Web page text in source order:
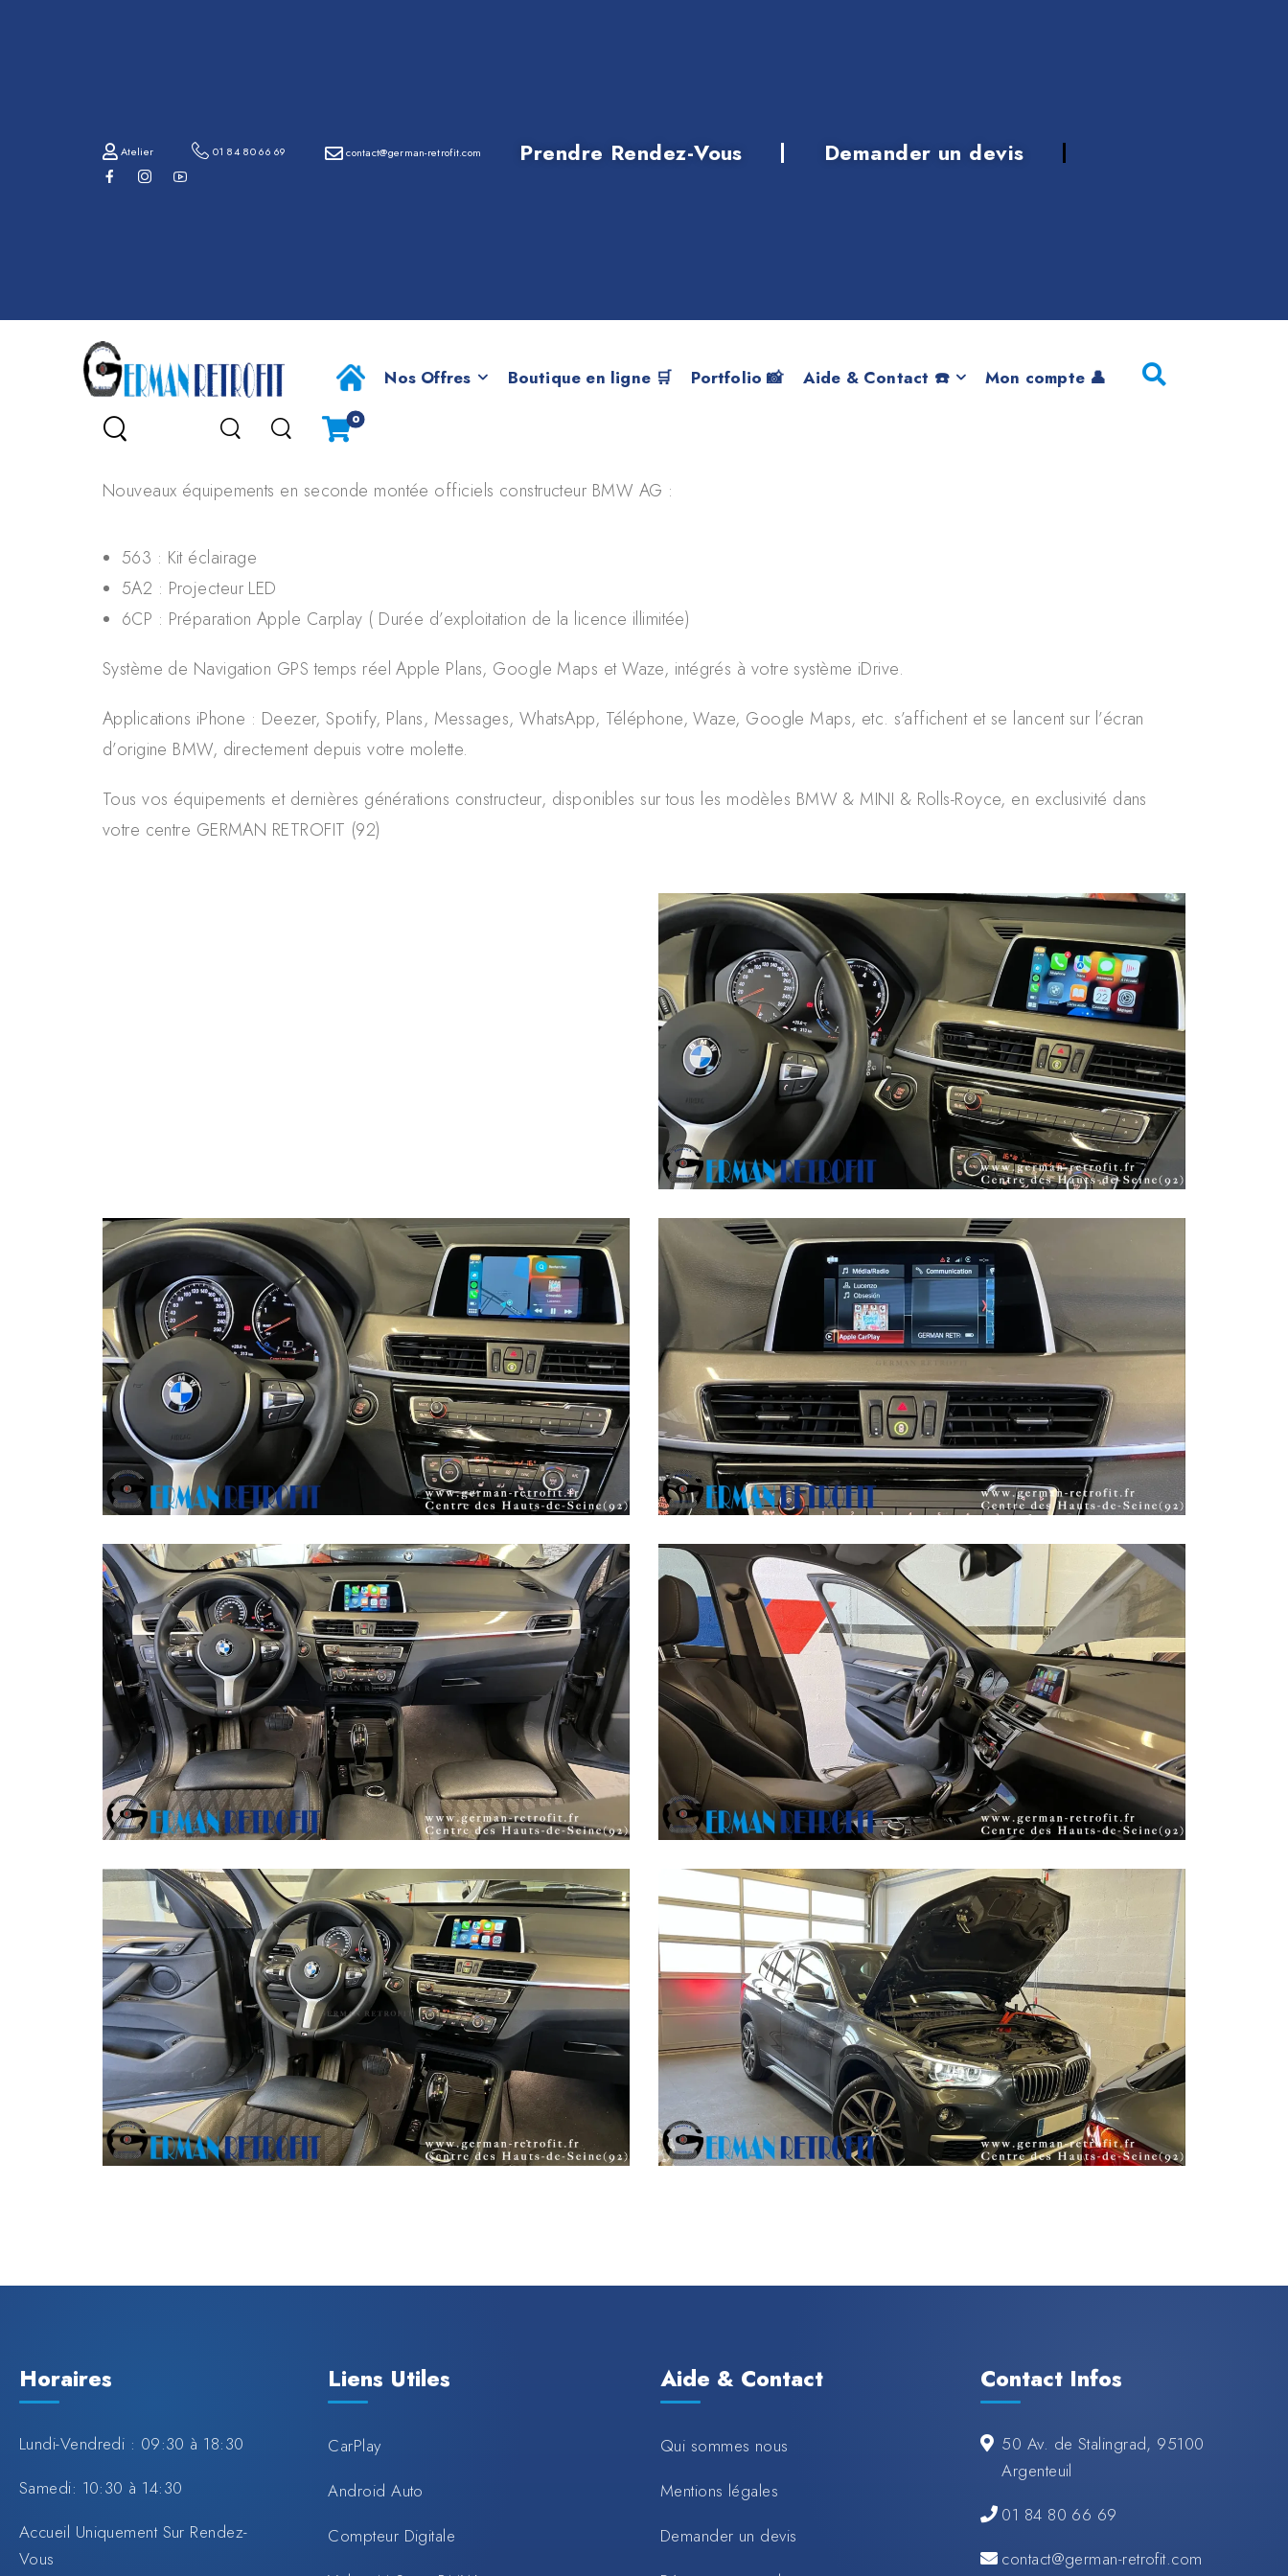
Atelier 01 84 80 66 69 contact@german-retrofit.com Prendre Rendez-Vous Demander un devis
Nos Offres Boutique en ligne 🛒 Portfolio 📸 Aide & Contact ☎️ Mon compte 👤
0
Nouveaux équipements en seconde montée officiels constructeur BMW AG :
563 : Kit éclairage
5A2 : Projecteur LED
6CP : Préparation Apple Carplay ( Durée d’exploitation de la licence illimitée)
Système de Navigation GPS temps réel Apple Plans, Google Maps et Waze, intégrés à votre système iDrive.
Applications iPhone : Deezer, Spotify, Plans, Messages, WhatsApp, Téléphone, Waze, Google Maps, etc. s’affichent et se lancent sur l’écran
d’origine BMW, directement depuis votre molette.
Tous vos équipements et dernières générations constructeur, disponibles sur tous les modèles BMW & MINI & Rolls-Royce, en exclusivité dans
votre centre GERMAN RETROFIT (92)
Horaires
Lundi-Vendredi : 09:30 à 18:30
Samedi: 10:30 à 14:30
Accueil Uniquement Sur Rendez-
Vous
Liens Utiles
CarPlay
Android Auto
Compteur Digitale
Aide & Contact
Qui sommes nous
Mentions légales
Demander un devis
Contact Infos
50 Av. de Stalingrad, 95100
Argenteuil
01 84 80 66 69
contact@german-retrofit.com